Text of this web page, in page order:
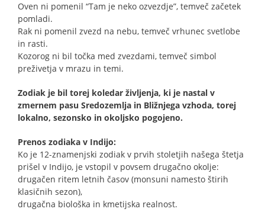
Oven ni pomenil “Tam je neko ozvezdje”, temveč začetek
pomladi.
Rak ni pomenil zvezd na nebu, temveč vrhunec svetlobe
in rasti.
Kozorog ni bil točka med zvezdami, temveč simbol
preživetja v mrazu in temi.
Zodiak je bil torej koledar življenja, ki je nastal v
zmernem pasu Sredozemlja in Bližnjega vzhoda, torej
lokalno, sezonsko in okoljsko pogojeno.
Prenos zodiaka v Indijo:
Ko je 12-znamenjski zodiak v prvih stoletjih našega štetja
prišel v Indijo, je vstopil v povsem drugačno okolje:
drugačen ritem letnih časov (monsuni namesto štirih
klasičnih sezon),
drugačna biološka in kmetijska realnost.